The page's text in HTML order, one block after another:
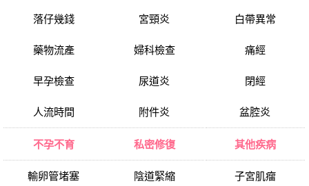
落仔幾錢
藥物流產
早孕檢查
人流時間
宮頸炎
婦科檢查
尿道炎
附件炎
白帶異常
痛經
閉經
盆腔炎
不孕不育
輸卵管堵塞
私密修復
陰道緊縮
其他疾病
子宮肌瘤